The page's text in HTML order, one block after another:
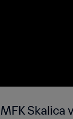
MFK Skalica